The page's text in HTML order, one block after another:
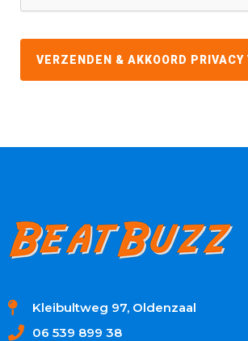
Kleibultweg 97, Oldenzaal
06 539 899 38